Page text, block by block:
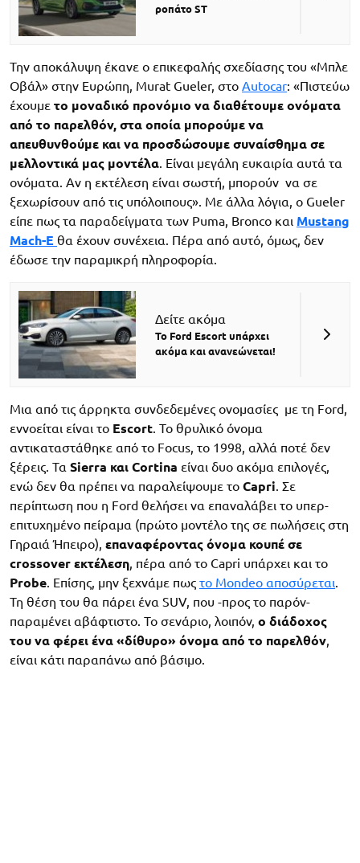
ροπάτο ST
Την αποκάλυψη έκανε ο επικεφαλής σχεδίασης του «Μπλε
Οβάλ» στην Ευρώπη, Murat Gueler, στο Autocar: «Πιστεύω
έχουμε το μοναδικό προνόμιο να διαθέτουμε ονόματα
από το παρελθόν, στα οποία μπορούμε να
απευθυνθούμε και να προσδώσουμε συναίσθημα σε
μελλοντικά μας μοντέλα . Είναι μεγάλη ευκαιρία αυτά τα
ονόματα. Αν η εκτέλεση είναι σωστή, μπορούν να σε
ξεχωρίσουν από τις υπόλοιπους». Με άλλα λόγια, ο Gueler
είπε πως τα παραδείγματα των Puma, Bronco και Mustang
Mach-E θα έχουν συνέχεια. Πέρα από αυτό, όμως, δεν
έδωσε την παραμικρή πληροφορία.
Δείτε ακόμα
Το Ford Escort υπάρχει
ακόμα και ανανεώνεται!
Μια από τις άρρηκτα συνδεδεμένες ονομασίες με τη Ford,
εννοείται είναι το Escort. Το θρυλικό όνομα
αντικαταστάθηκε από το Focus, το 1998, αλλά ποτέ δεν
ξέρεις. Τα Sierra και Cortina είναι δυο ακόμα επιλογές,
ενώ δεν θα πρέπει να παραλείψουμε το Capri. Σε
περίπτωση που η Ford θελήσει να επαναλάβει το υπερ-
επιτυχημένο πείραμα (πρώτο μοντέλο της σε πωλήσεις στη
Γηραιά Ήπειρο), επαναφέροντας όνομα κουπέ σε
crossover εκτέλεση, πέρα από το Capri υπάρχει και το
Probe. Επίσης, μην ξεχνάμε πως το Mondeo αποσύρεται.
Τη θέση του θα πάρει ένα SUV, που -προς το παρόν-
παραμένει αβάφτιστο. Το σενάριο, λοιπόν, ο διάδοχος
του να φέρει ένα «δίθυρο» όνομα από το παρελθόν,
είναι κάτι παραπάνω από βάσιμο.